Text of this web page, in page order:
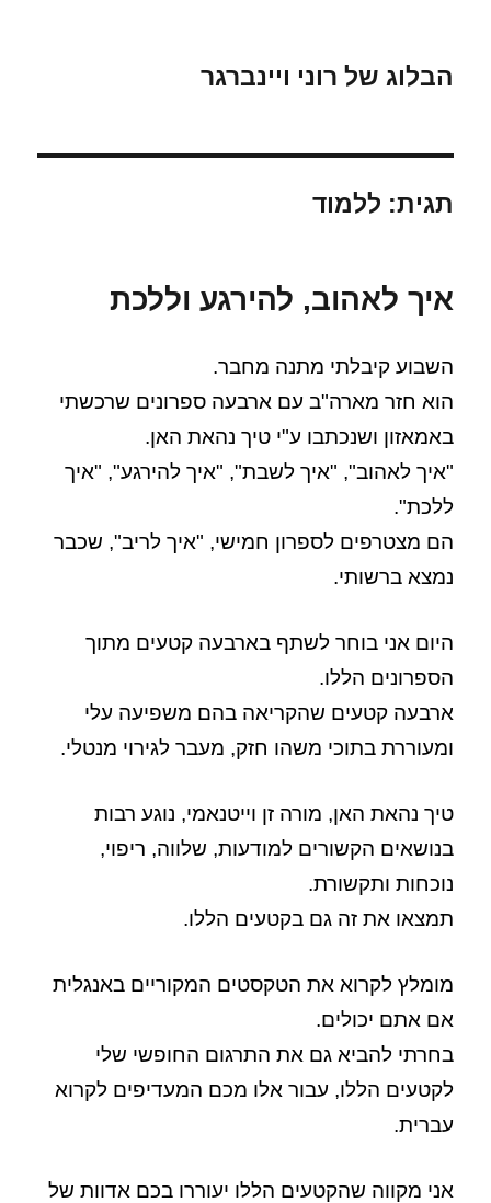
הבלוג של רוני ויינברגר
תגית: ללמוד
איך לאהוב, להירגע וללכת
השבוע קיבלתי מתנה מחבר.
הוא חזר מארה"ב עם ארבעה ספרונים שרכשתי
באמאזון ושנכתבו ע"י טיך נהאת האן.
"איך לאהוב", "איך לשבת", "איך להירגע", "איך
ללכת".
הם מצטרפים לספרון חמישי, "איך לריב", שכבר
נמצא ברשותי.
היום אני בוחר לשתף בארבעה קטעים מתוך
הספרונים הללו.
ארבעה קטעים שהקריאה בהם משפיעה עלי
ומעוררת בתוכי משהו חזק, מעבר לגירוי מנטלי.
טיך נהאת האן, מורה זן וייטנאמי, נוגע רבות
בנושאים הקשורים למודעות, שלווה, ריפוי,
נוכחות ותקשורת.
תמצאו את זה גם בקטעים הללו.
מומלץ לקרוא את הטקסטים המקוריים באנגלית
אם אתם יכולים.
בחרתי להביא גם את התרגום החופשי שלי
לקטעים הללו, עבור אלו מכם המעדיפים לקרוא
עברית.
אני מקווה שהקטעים הללו יעוררו בכם אדוות של